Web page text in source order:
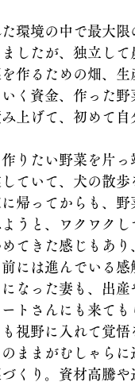
環境の中で最大限
したが、独立し
作るための畑、
く資金、作った
上げて、初めて
りたい野菜を片っ
ていて、犬の散
帰ってからも、
うと、ワクワク
てきた感じもあ
には進んでいる
なった妻も、出
トさんにも来て
視野に入れて覚
ままがむしゃら
くり。資材高騰